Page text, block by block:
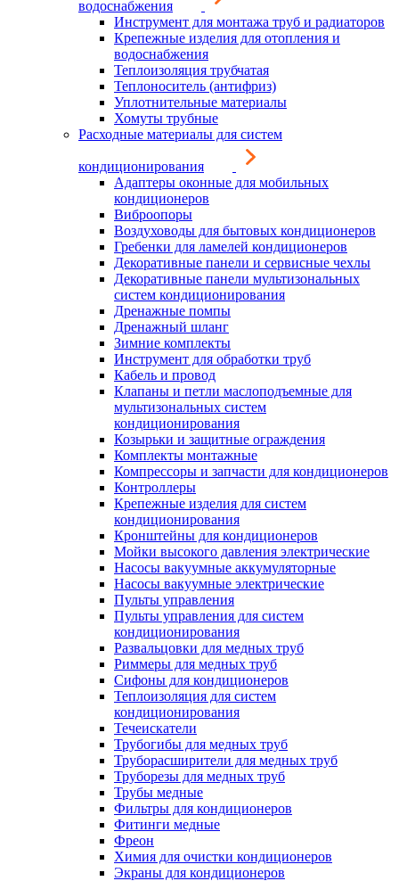
водоснабжения
Инструмент для монтажа труб и радиаторов
Крепежные изделия для отопления и
водоснабжения
Теплоизоляция трубчатая
Теплоноситель (антифриз)
Уплотнительные материалы
Хомуты трубные
Расходные материалы для систем
кондиционирования
Адаптеры оконные для мобильных
кондиционеров
Виброопоры
Воздуховоды для бытовых кондиционеров
Гребенки для ламелей кондиционеров
Декоративные панели и сервисные чехлы
Декоративные панели мультизональных
систем кондиционирования
Дренажные помпы
Дренажный шланг
Зимние комплекты
Инструмент для обработки труб
Кабель и провод
Клапаны и петли маслоподъемные для
мультизональных систем
кондиционирования
Козырьки и защитные ограждения
Комплекты монтажные
Компрессоры и запчасти для кондиционеров
Контроллеры
Крепежные изделия для систем
кондиционирования
Кронштейны для кондиционеров
Мойки высокого давления электрические
Насосы вакуумные аккумуляторные
Насосы вакуумные электрические
Пульты управления
Пульты управления для систем
кондиционирования
Развальцовки для медных труб
Риммеры для медных труб
Сифоны для кондиционеров
Теплоизоляция для систем
кондиционирования
Течеискатели
Трубогибы для медных труб
Труборасширители для медных труб
Труборезы для медных труб
Трубы медные
Фильтры для кондиционеров
Фитинги медные
Фреон
Химия для очистки кондиционеров
Экраны для кондиционеров